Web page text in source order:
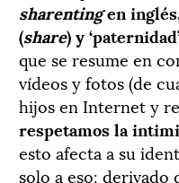
sharentingen
(share) y
que se resume en
vídeos y fotos (de
hijos en Internet y
respetamos la
esto afecta a su
solo a eso: derivado